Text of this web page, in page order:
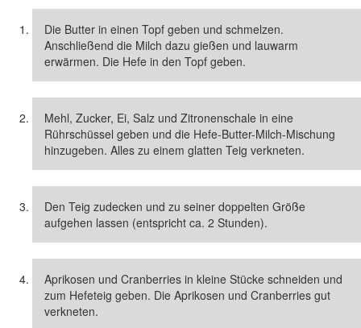
Die Butter in einen Topf geben und schmelzen.
Anschließend die Milch dazu gießen und lauwarm
erwärmen. Die Hefe in den Topf geben.
Mehl, Zucker, Ei, Salz und Zitronenschale in eine
Rührschüssel geben und die Hefe-Butter-Milch-Mischung
hinzugeben. Alles zu einem glatten Teig verkneten.
Den Teig zudecken und zu seiner doppelten Größe
aufgehen lassen (entspricht ca. 2 Stunden).
Aprikosen und Cranberries in kleine Stücke schneiden und
zum Hefeteig geben. Die Aprikosen und Cranberries gut
verkneten.